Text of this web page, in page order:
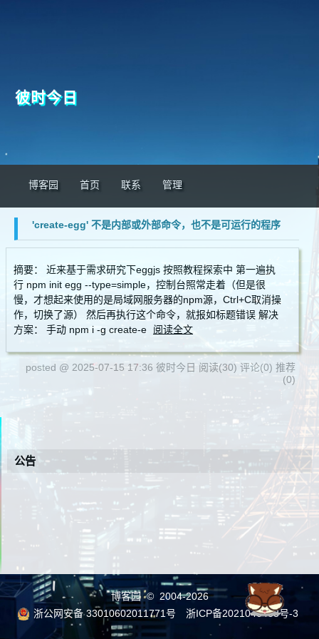
彼时今日
博客园 首页 联系 管理
'create-egg' 不是内部或外部命令，也不是可运行的程序
摘要： 近来基于需求研究下eggjs 按照教程探索中 第一遍执
行 npm init egg --type=simple，控制台照常走着（但是很
慢，才想起来使用的是局域网服务器的npm源，Ctrl+C取消操
作，切换了源） 然后再执行这个命令，就报如标题错误 解决
方案： 手动 npm i -g create-e
阅读全文
posted @ 2025-07-15 17:36 彼时今日 阅读(30) 评论(0) 推荐
(0)
公告
博客园 © 2004-2026
浙公网安备 33010602011771号
浙ICP备2021040463号-3